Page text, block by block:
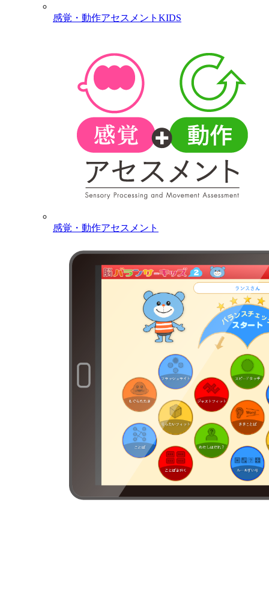
感覚・動作アセスメントKIDS
感覚・動作アセスメント